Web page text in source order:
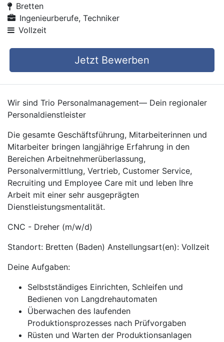
Bretten
Ingenieurberufe, Techniker
Vollzeit
Jetzt Bewerben
Wir sind Trio Personalmanagement— Dein regionaler
Personaldienstleister
Die gesamte Geschäftsführung, Mitarbeiterinnen und
Mitarbeiter bringen langjährige Erfahrung in den
Bereichen Arbeitnehmerüberlassung,
Personalvermittlung, Vertrieb, Customer Service,
Recruiting und Employee Care mit und leben Ihre
Arbeit mit einer sehr ausgeprägten
Dienstleistungsmentalität.
CNC - Dreher (m/w/d)
Standort: Bretten (Baden) Anstellungsart(en): Vollzeit
Deine Aufgaben:
Selbstständiges Einrichten, Schleifen und
Bedienen von Langdrehautomaten
Überwachen des laufenden
Produktionsprozesses nach Prüfvorgaben
Rüsten und Warten der Produktionsanlagen